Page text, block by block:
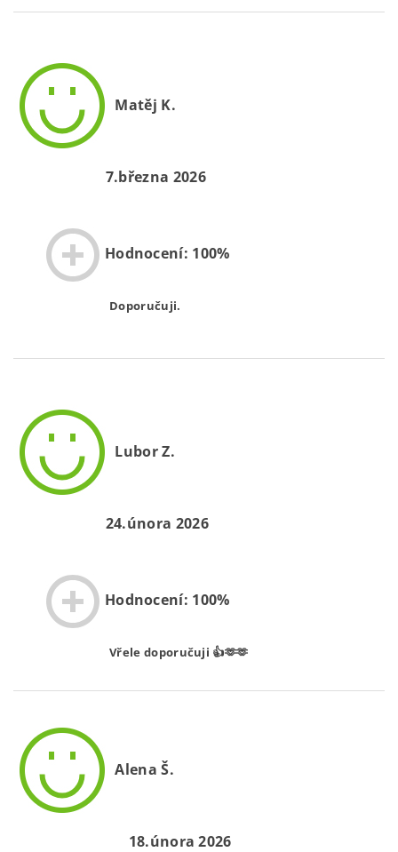
Matěj K.
7.března 2026
Hodnocení: 100%
Doporučuji.
Lubor Z.
24.února 2026
Hodnocení: 100%
Vřele doporučuji 👍🫶🫶
Alena Š.
18.února 2026